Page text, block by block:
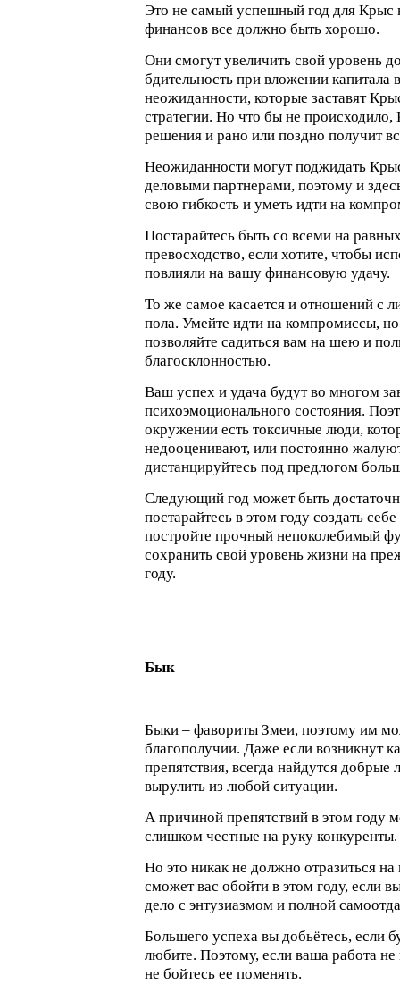
Это не самый успешный год для Крыс
финансов все должно быть хорошо.
Они смогут увеличить свой уровень
бдительность при вложении
неожиданности, которые заставят
стратегии. Но что бы не
решения и рано или поздно получит
Неожиданности могут поджидать
деловыми партнерами, поэтому и
свою гибкость и уметь идти на
Постарайтесь быть со всеми на
превосходство, если хотите, чтобы
повлияли на вашу финансовую удачу.
То же самое касается и отношений с
пола. Умейте идти на компромиссы,
позволяйте садиться вам на шею и
благосклонностью.
Ваш успех и удача будут во многом
психоэмоционального состояния.
окружении есть токсичные люди,
недооценивают, или постоянно
дистанцируйтесь под предлогом
Следующий год может быть
постарайтесь в этом году создать
постройте прочный непоколебимый
сохранить свой уровень жизни на
году.
Бык
Быки – фавориты Змеи, поэтому им
благополучии. Даже если возникнут
препятствия, всегда найдутся
вырулить из любой ситуации.
А причиной препятствий в этом году
слишком честные на руку конкуренты.
Но это никак не должно отразиться
сможет вас обойти в этом году, если
дело с энтузиазмом и полной
Большего успеха вы добьётесь, если
любите. Поэтому, если ваша работа
не бойтесь ее поменять.